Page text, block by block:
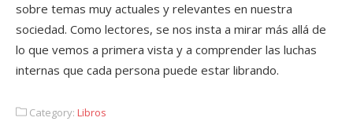
sobre temas muy actuales y relevantes en nuestra
sociedad. Como lectores, se nos insta a mirar más allá de
lo que vemos a primera vista y a comprender las luchas
internas que cada persona puede estar librando.
Category: Libros